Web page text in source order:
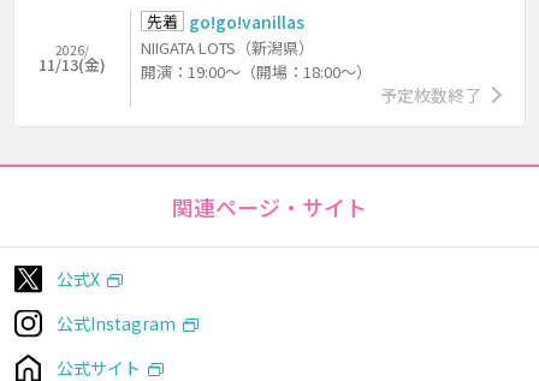
2026/
11/13(金)
先着 go!go!vanillas
NIIGATA LOTS（新潟県）
開演：19:00～（開場：18:00～）
予定枚数終了
関連ページ・サイト
公式X
公式Instagram
公式サイト